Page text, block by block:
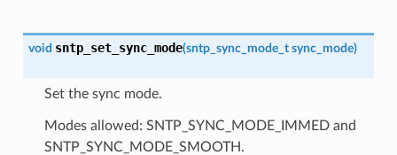
void sntp_set_sync_mode(sntp_sync_mode_t sync_mode)
Set the sync mode.
Modes allowed: SNTP_SYNC_MODE_IMMED and
SNTP_SYNC_MODE_SMOOTH.